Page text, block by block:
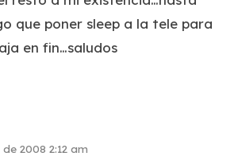
que poner sleep a la tele para
en fin…saludos
2008 2:12 am